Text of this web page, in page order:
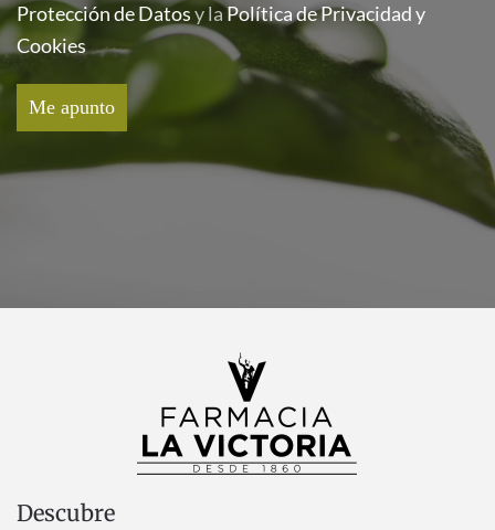
Protección de Datosy laPolítica de Privacidad y
Cookies
Descubre